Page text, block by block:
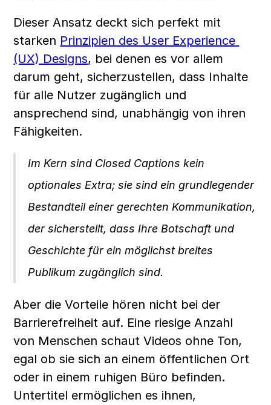
Dieser Ansatz deckt sich perfekt mit
starken Prinzipien des User Experience
(UX) Designs, bei denen es vor allem
darum geht, sicherzustellen, dass Inhalte
für alle Nutzer zugänglich und
ansprechend sind, unabhängig von ihren
Fähigkeiten.
Im Kern sind Closed Captions kein
optionales Extra; sie sind ein grundlegender
Bestandteil einer gerechten Kommunikation,
der sicherstellt, dass Ihre Botschaft und
Geschichte für ein möglichst breites
Publikum zugänglich sind.
Aber die Vorteile hören nicht bei der
Barrierefreiheit auf. Eine riesige Anzahl
von Menschen schaut Videos ohne Ton,
egal ob sie sich an einem öffentlichen Ort
oder in einem ruhigen Büro befinden.
Untertitel ermöglichen es ihnen,